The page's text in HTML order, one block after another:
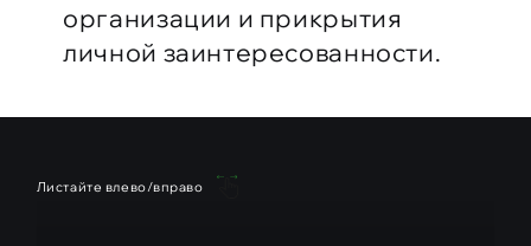
организации и прикрытия
личной заинтересованности.
Листайте влево/вправо